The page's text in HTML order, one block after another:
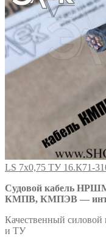
LS 7х0,75 ТУ 16.К71-
Судовой кабель
КМПВ, КМПЭВ —
Качественный
и ТУ